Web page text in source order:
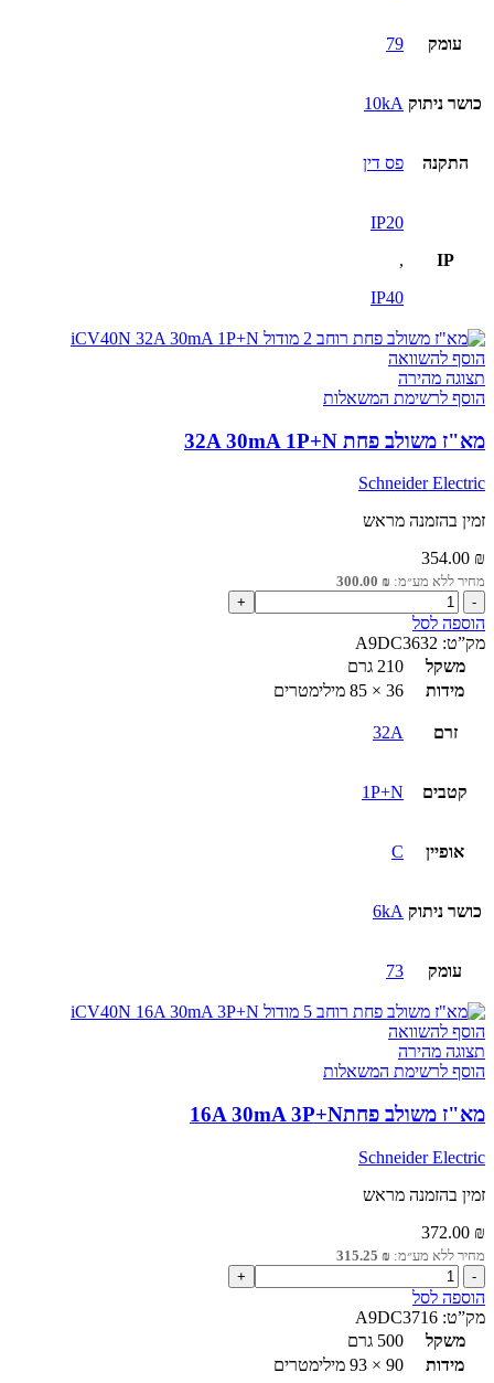
עומק 79
כושר ניתוק 10kA
התקנה פס דין
IP
IP20
,
IP40
הוסף להשוואה
תצוגה מהירה
הוסף לרשימת המשאלות
מא"ז משולב פחת 32A 30mA 1P+N
Schneider Electric
זמין בהזמנה מראש
354.00 ₪
מחיר ללא מע״מ: 300.00 ₪
כמות
של
מא"ז
משולב
פחת
32A
1P+N
הוספה לסל
מק”ט: A9DC3632
משקל
210 גרם
מידות
36 × 85 מילימטרים
זרם 32A
קטבים 1P+N
אופיין C
כושר ניתוק 6kA
עומק 73
הוסף להשוואה
תצוגה מהירה
הוסף לרשימת המשאלות
מא"ז משולב פחת16A 30mA 3P+N
Schneider Electric
זמין בהזמנה מראש
372.00 ₪
מחיר ללא מע״מ: 315.25 ₪
כמות
של
מא"ז
משולב
פחת16A
30mA
הוספה לסל
מק”ט: A9DC3716
משקל
500 גרם
מידות
90 × 93 מילימטרים